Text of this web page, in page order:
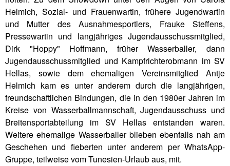
Helmich, Sozial- und Frauenwartin, frühere Jugendwartin
und Mutter des Ausnahmesportlers, Frauke Steffens,
Pressewartin und langjähriges Jugendausschussmitglied,
Dirk "Hoppy" Hoffmann, früher Wasserballer, dann
Jugendausschussmitglied und Kampfrichterobmann im SV
Hellas, sowie dem ehemaligen Vereinsmitglied Antje
Helmich kam es unter anderem durch die langjährigen,
freundschaftlichen Bindungen, die in den 1980er Jahren im
Kreise von Wasserballmannschaft, Jugendausschuss und
Breitensportabteilung im SV Hellas entstanden waren.
Weitere ehemalige Wasserballer blieben ebenfalls nah am
Geschehen und fieberten unter anderem per WhatsApp-
Gruppe, teilweise vom Tunesien-Urlaub aus, mit.